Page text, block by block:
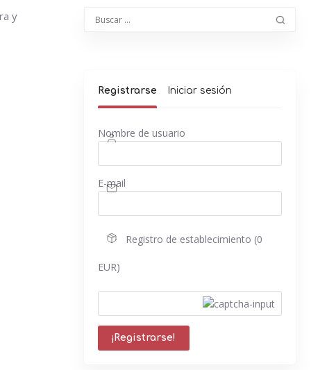
y
Registrarse Iniciar sesión
Nombre de usuario
E-mail
Registro de establecimiento (0
EUR)